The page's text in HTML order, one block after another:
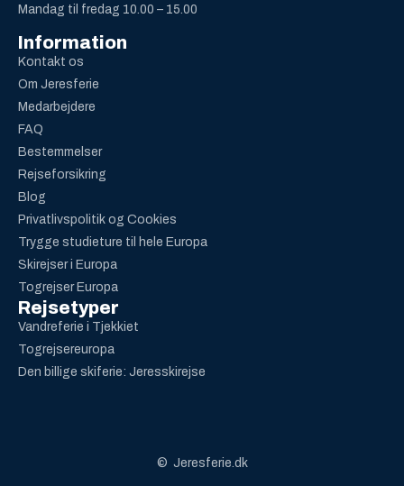
Mandag til fredag 10.00 – 15.00
Information
Kontakt os
Om Jeresferie
Medarbejdere
FAQ
Bestemmelser
Rejseforsikring
Blog
Privatlivspolitik og Cookies
Trygge studieture til hele Europa
Skirejser i Europa
Togrejser Europa
Rejsetyper
Vandreferie i Tjekkiet
Togrejsereuropa
Den billige skiferie: Jeresskirejse
© Jeresferie.dk